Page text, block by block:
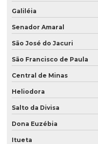
Galiléia
Senador Amaral
São José do Jacuri
São Francisco de Paula
Central de Minas
Heliodora
Salto da Divisa
Dona Euzébia
Itueta